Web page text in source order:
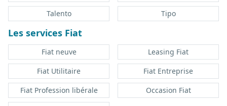
Talento
Tipo
Les services Fiat
Fiat neuve
Leasing Fiat
Fiat Utilitaire
Fiat Entreprise
Fiat Profession libérale
Occasion Fiat